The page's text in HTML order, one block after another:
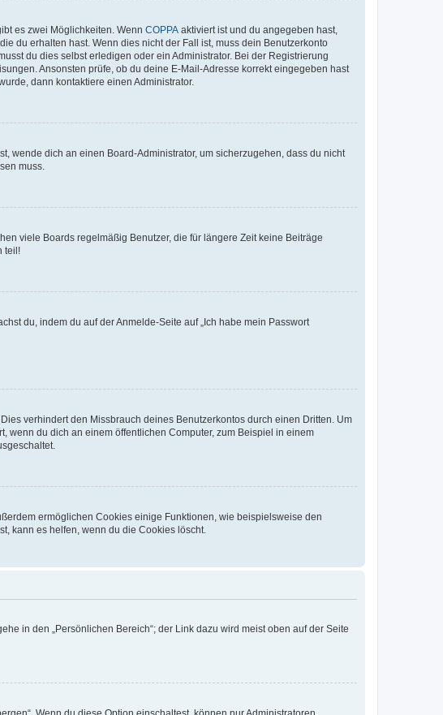
es zwei Möglichkeiten. Wenn COPPA aktiviert ist und du angegeben hast,
du erhalten hast. Wenn dies nicht der Fall ist, muss dein Benutzerkonto
du dies selbst erledigen oder ein Administrator. Bei der Registrierung
Ansonsten prüfe, ob du deine E-Mail-Adresse korrekt eingegeben hast
dann kontaktiere einen Administrator.
wende dich an einen Board-Administrator, um sicherzugehen, dass du nicht
muss.
viele Boards regelmäßig Benutzer, die für längere Zeit keine Beiträge
teil!
du, indem du auf der Anmelde-Seite auf „Ich habe mein Passwort
verhindert den Missbrauch deines Benutzerkontos durch einen Dritten. Um
wenn du dich an einem öffentlichen Computer, zum Beispiel in einem
ermöglichen Cookies einige Funktionen, wie beispielsweise den
kann es helfen, wenn du die Cookies löscht.
in den „Persönlichen Bereich“; der Link dazu wird meist oben auf der Seite